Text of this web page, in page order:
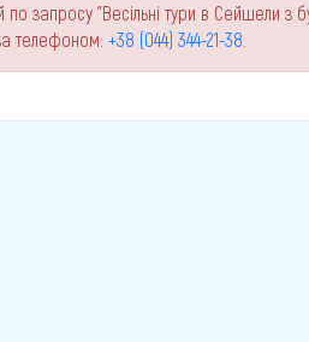
запросу "Весільні тури в Сейшели з
телефоном: +38 (044) 344-21-38